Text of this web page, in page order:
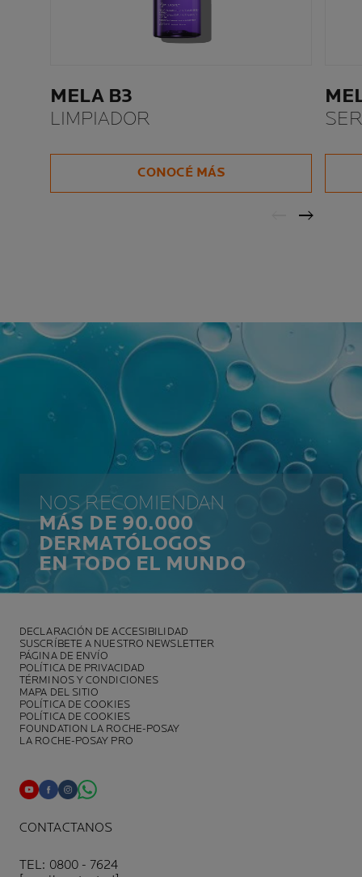
MELA B3
LIMPIADOR
CONOCÉ MÁS
NOS RECOMIENDAN
MÁS DE 90.000
DERMATÓLOGOS
EN TODO EL MUNDO
DECLARACIÓN DE ACCESIBILIDAD
SUSCRÍBETE A NUESTRO NEWSLETTER
PÁGINA DE ENVÍO
POLÍTICA DE PRIVACIDAD
TÉRMINOS Y CONDICIONES
MAPA DEL SITIO
POLÍTICA DE COOKIES
POLÍTICA DE COOKIES
FOUNDATION LA ROCHE-POSAY
LA ROCHE-POSAY PRO
CONTACTANOS
TEL: 0800 - 7624